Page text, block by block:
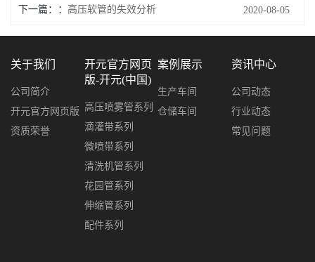
下一篇： 高压软管的失效分析 2020-08-05
关于我们
公司简介
开元官方网页版
资质荣誉
开元官方网页
版-开元(中国)
高压喷雾管系列
滴灌带系列
微喷带系列
清洗机管系列
花园管系列
伸缩管系列
配件系列
案例展示
生产车间
仓储车间
资讯中心
公司动态
行业动态
常见问题